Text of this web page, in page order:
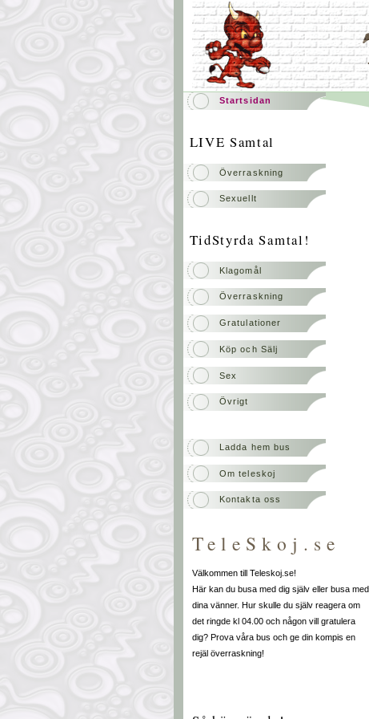
Startsidan
LIVE Samtal
Överraskning
Sexuellt
TidStyrda Samtal!
Klagomål
Överraskning
Gratulationer
Köp och Sälj
Sex
Övrigt
Ladda hem bus
Om teleskoj
Kontakta oss
TeleSkoj.se
Välkommen till Teleskoj.se!
Här kan du busa med dig själv eller busa med
dina vänner. Hur skulle du själv reagera om
det ringde kl 04.00 och någon vill gratulera
dig? Prova våra bus och ge din kompis en
rejäl överraskning!